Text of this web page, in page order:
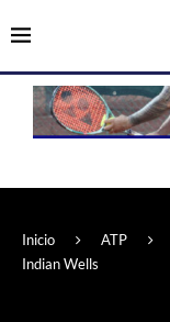
Inicio ATP
Indian Wells